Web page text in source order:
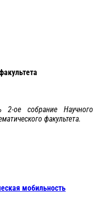
2-ое собрание Научного
факультета.
мобильность